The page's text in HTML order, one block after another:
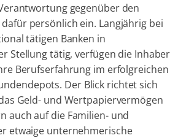
gegenüber den
persönlich ein. Langjährig bei
tätigen Banken in
Stellung tätig, verfügen die Inhaber
Berufserfahrung im erfolgreichen
Der Blick richtet sich
Geld- und Wertpapiervermögen
auch auf die Familien- und
etwaige unternehmerische